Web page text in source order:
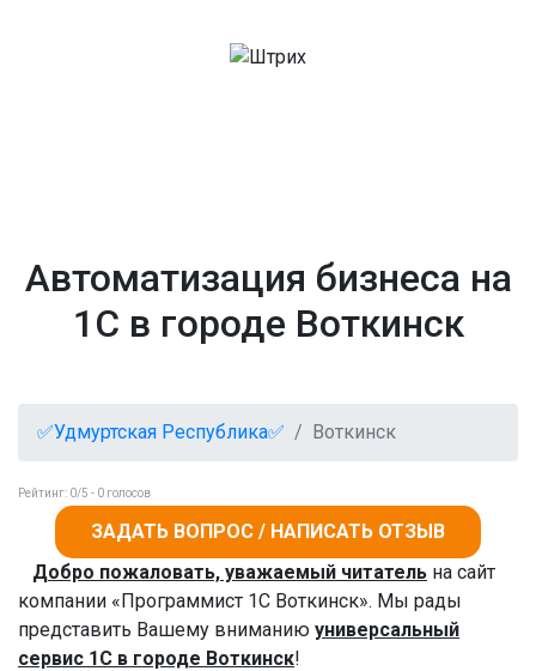
Автоматизация бизнеса на
1С в городе Воткинск
✅Удмуртская Республика✅ Воткинск
Рейтинг: 0/5 - 0 голосов
ЗАДАТЬ ВОПРОС / НАПИСАТЬ ОТЗЫВ
Добро пожаловать, уважаемый читатель на сайт
компании «Программист 1С Воткинск». Мы рады
представить Вашему вниманию универсальный
сервис 1С в городе Воткинск!